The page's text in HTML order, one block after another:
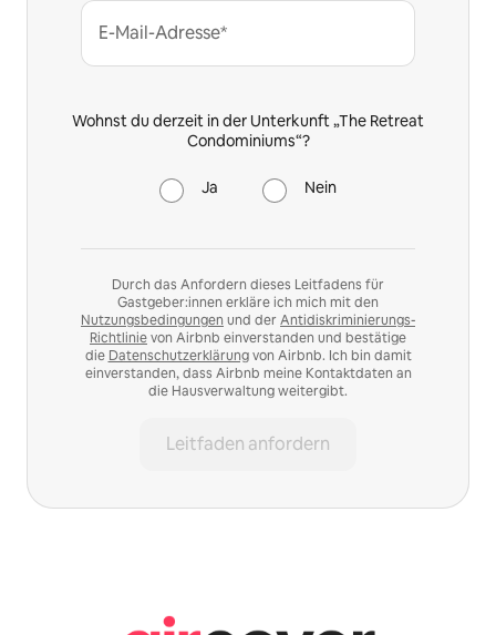
E-Mail-Adresse*
Wohnst du derzeit in der Unterkunft „The Retreat
Condominiums“?
Ja Nein
Durch das Anfordern dieses Leitfadens für
Gastgeber:innen erkläre ich mich mit den
Nutzungsbedingungen und der Antidiskriminierungs-
Richtlinievon Airbnb einverstanden und bestätige
die Datenschutzerklärungvon Airbnb. Ich bin damit
einverstanden, dass Airbnb meine Kontaktdaten an
die Hausverwaltung weitergibt.
Leitfaden anfordern